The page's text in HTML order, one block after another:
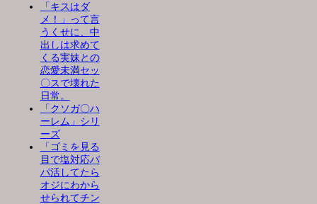
「キスはダ
メ！」って言
うくせに、中
出しは求めて
くる実妹との
恋愛未満セッ
〇スで壊れた
日常。
「クソガ〇ハ
ーレム」シリ
ーズ
「ゴミを見る
目で塩対応パ
パ活してたら
オジにわから
せられてチン